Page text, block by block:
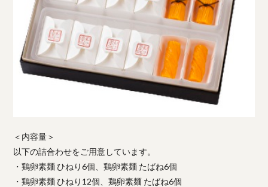
＜内容量＞
以下の詰合わせをご用意しています。
・鶏卵素麺 ひねり6個、鶏卵素麺 たばね6個
・鶏卵素麺 ひねり12個、鶏卵素麺 たばね6個